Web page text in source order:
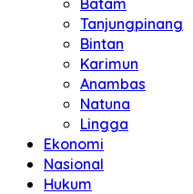
Batam
Tanjungpinang
Bintan
Karimun
Anambas
Natuna
Lingga
Ekonomi
Nasional
Hukum